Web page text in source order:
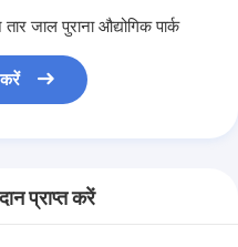
जाल पुराना औद्योगिक पार्क
प्राप्त करें